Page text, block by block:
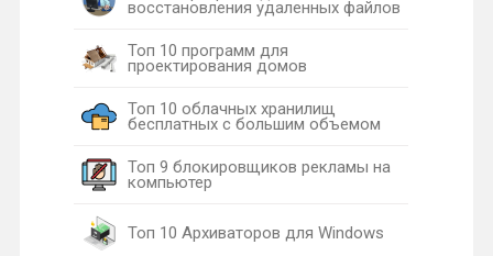
восстановления удаленных файлов
Топ 10 программ для
проектирования домов
Топ 10 облачных хранилищ
бесплатных с большим объемом
Топ 9 блокировщиков рекламы на
компьютер
Топ 10 Архиваторов для Windows